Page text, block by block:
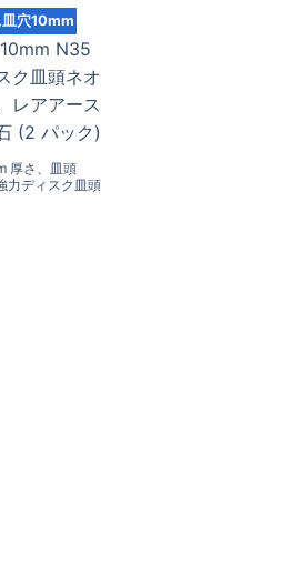
穴10mm
厚さ、皿頭
力ディスク皿頭
レアアースリ